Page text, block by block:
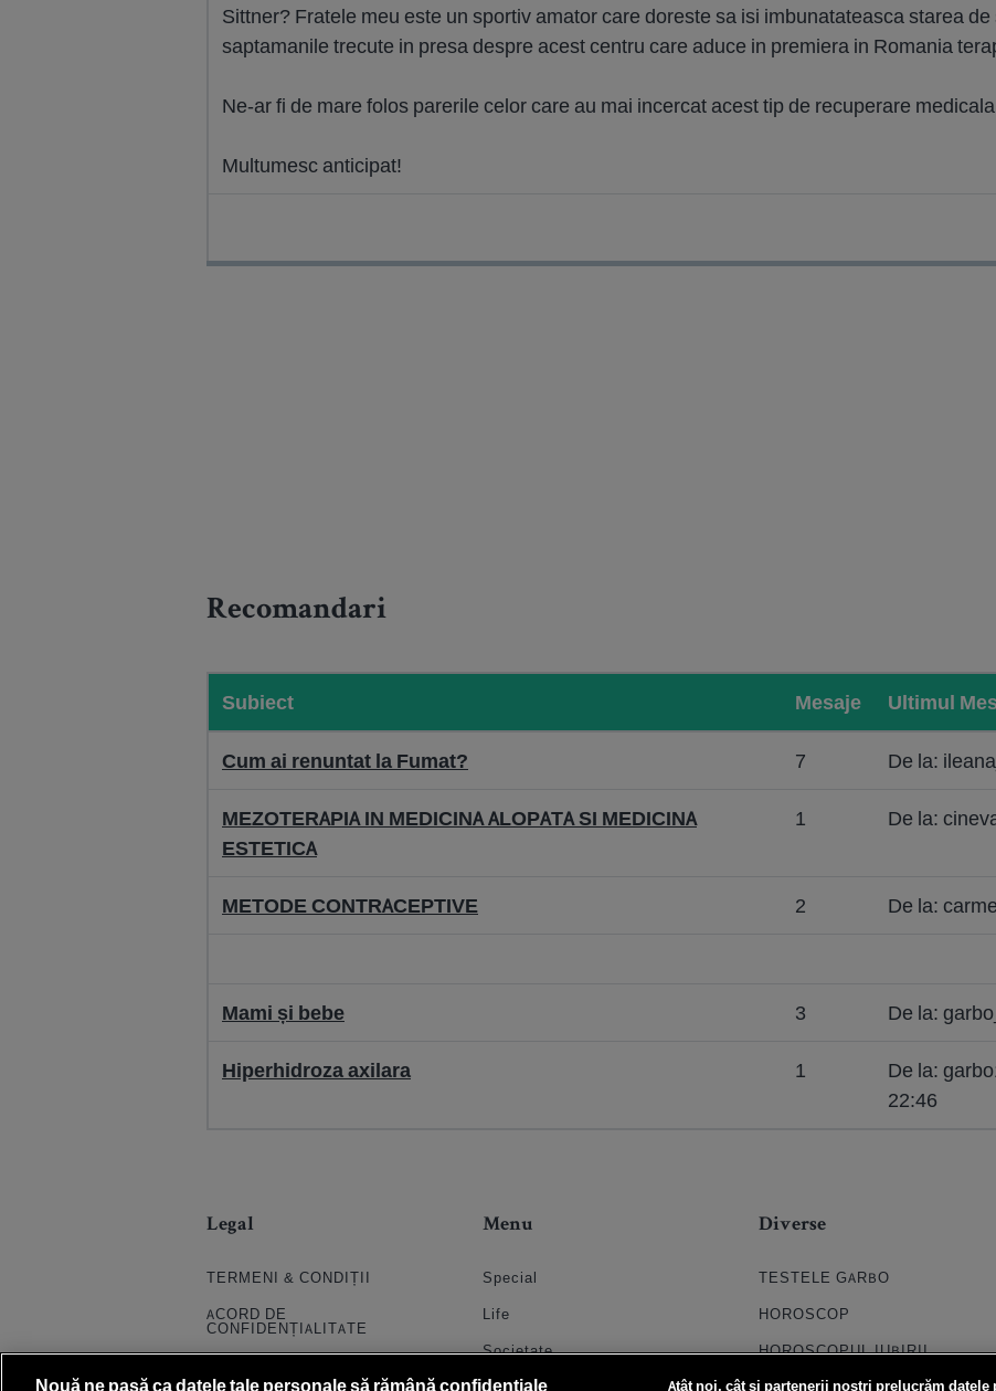
Sittner? Fratele meu este un sportiv amator care doreste sa isi imbunatateasca starea
saptamanile trecute in presa despre acest centru care aduce in premiera in Romania
Ne-ar fi de mare folos parerile celor care au mai incercat acest tip de recuperare
Multumesc anticipat!
Recomandari
Subiect Mesaje Ultimul
Cum ai renuntat la Fumat? 7 De la:
MEZOTERAPIA IN MEDICINA ALOPATA SI MEDICINA
ESTETICA
1 De la:
METODE CONTRACEPTIVE 2 De la:
Mami și bebe 3 De la:
Hiperhidroza axilara 1
De la:
22:46
Legal
TERMENI & CONDIȚII
ACORD DE
CONFIDENȚIALITATE
Menu
Special
Life
Societate
Stil
Diverse
TESTELE GARBO
HOROSCOP
HOROSCOPUL IUBIRII
FORUMURI
Nouă ne pasă ca datele tale personale să rămână confidențiale Atât noi, cât și partenerii noștri prelucrăm datele